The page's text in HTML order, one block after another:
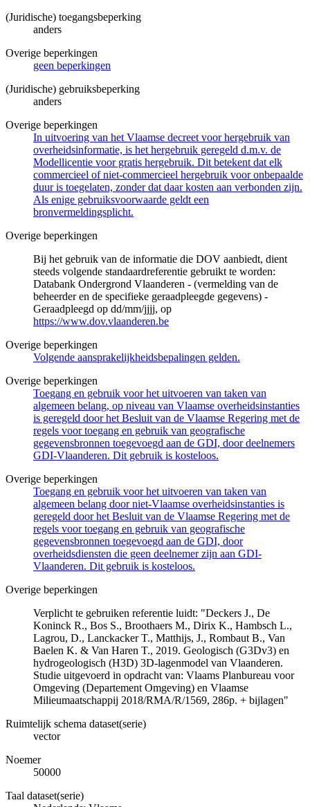
(Juridische) toegangsbeperking
anders
Overige beperkingen
geen beperkingen
(Juridische) gebruiksbeperking
anders
Overige beperkingen
In uitvoering van het Vlaamse decreet voor hergebruik van
overheidsinformatie, is het hergebruik geregeld d.m.v. de
Modellicentie voor gratis hergebruik. Dit betekent dat elk
commercieel of niet-commercieel hergebruik voor onbepaalde
duur is toegelaten, zonder dat daar kosten aan verbonden zijn.
Als enige gebruiksvoorwaarde geldt een
bronvermeldingsplicht.
Overige beperkingen
Bij het gebruik van de informatie die DOV aanbiedt, dient
steeds volgende standaardreferentie gebruikt te worden:
Databank Ondergrond Vlaanderen - (vermelding van de
beheerder en de specifieke geraadpleegde gegevens) -
Geraadpleegd op dd/mm/jjjj, op
https://www.dov.vlaanderen.be
Overige beperkingen
Volgende aansprakelijkheidsbepalingen gelden.
Overige beperkingen
Toegang en gebruik voor het uitvoeren van taken van
algemeen belang, op niveau van Vlaamse overheidsinstanties
is geregeld door het Besluit van de Vlaamse Regering met de
regels voor toegang en gebruik van geografische
gegevensbronnen toegevoegd aan de GDI, door deelnemers
GDI-Vlaanderen. Dit gebruik is kosteloos.
Overige beperkingen
Toegang en gebruik voor het uitvoeren van taken van
algemeen belang door niet-Vlaamse overheidsinstanties is
geregeld door het Besluit van de Vlaamse Regering met de
regels voor toegang en gebruik van geografische
gegevensbronnen toegevoegd aan de GDI, door
overheidsdiensten die geen deelnemer zijn aan GDI-
Vlaanderen. Dit gebruik is kosteloos.
Overige beperkingen
Verplicht te gebruiken referentie luidt: "Deckers J., De
Koninck R., Bos S., Broothaers M., Dirix K., Hambsch L.,
Lagrou, D., Lanckacker T., Matthijs, J., Rombaut B., Van
Baelen K. & Van Haren T., 2019. Geologisch (G3Dv3) en
hydrogeologisch (H3D) 3D-lagenmodel van Vlaanderen.
Studie uitgevoerd in opdracht van: Vlaams Planbureau voor
Omgeving (Departement Omgeving) en Vlaamse
Milieumaatschappij 2018/RMA/R/1569, 286p. + bijlagen"
Ruimtelijk schema dataset(serie)
vector
Noemer
50000
Taal dataset(serie)